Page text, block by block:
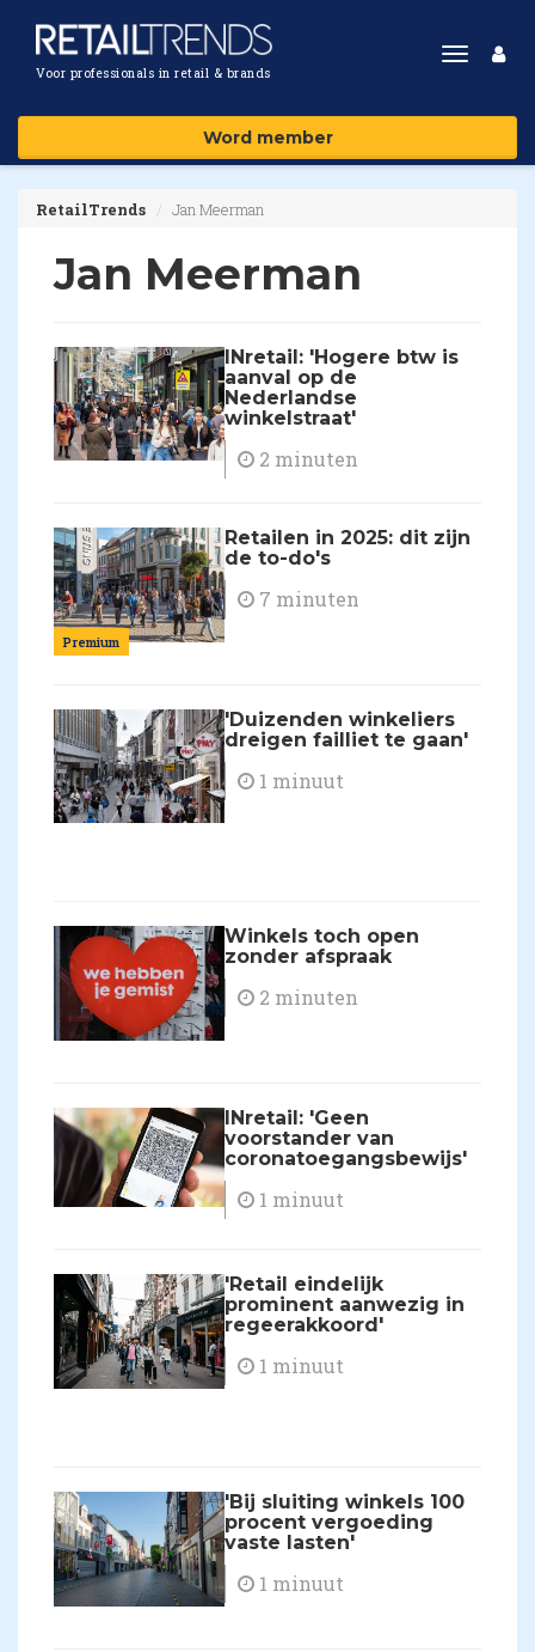
Voor professionals in retail & brands
Toggle
Word member
RetailTrends Jan Meerman
Jan Meerman
INretail: 'Hogere btw is
aanval op de
Nederlandse
winkelstraat'
2 minuten
Premium
Retailen in 2025: dit zijn
de to-do's
7 minuten
'Duizenden winkeliers
dreigen failliet te gaan'
1 minuut
Winkels toch open
zonder afspraak
2 minuten
INretail: 'Geen
voorstander van
coronatoegangsbewijs'
1 minuut
'Retail eindelijk
prominent aanwezig in
regeerakkoord'
1 minuut
'Bij sluiting winkels 100
procent vergoeding
vaste lasten'
1 minuut